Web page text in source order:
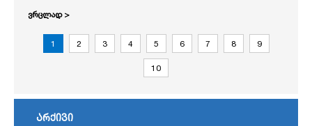
ვრცლად >
1 2 3 4 5 6 7 8 9
10
არქივი